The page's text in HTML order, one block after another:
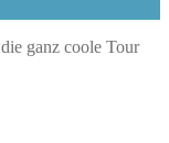
ganz coole Tour